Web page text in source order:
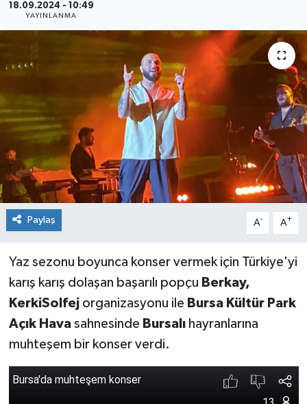
18.09.2024 - 10:49
YAYINLANMA
Paylaş A- A+
Yaz sezonu boyunca konser vermek için Türkiye'yi
karış karış dolaşan başarılı popçu Berkay,
KerkiSolfej organizasyonu ile Bursa Kültür Park
Açık Hava sahnesinde Bursalıhayranlarına
muhteşem bir konser verdi.
Magazin
Spor
Teknoloji
Türkiye
Haber Arşivi